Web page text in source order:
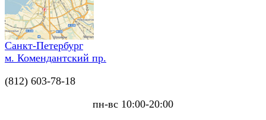
Санкт-Петербург
м. Комендантский пр.
(812) 603-78-18
пн-вс 10:00-20:00